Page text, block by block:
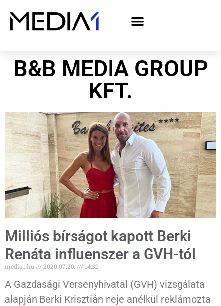
B&B MEDIA GROUP
KFT.
Milliós bírságot kapott Berki
Renáta influenszer a GVH-tól
media1.hu 2020.07.20. 14:32
A Gazdasági Versenyhivatal (GVH) vizsgálata
alapján Berki Krisztián neje anélkül reklámozta